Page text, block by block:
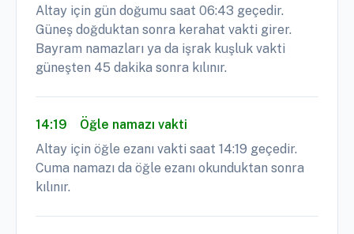
Altay için gün doğumu saat 06:43 geçedir.
Güneş doğduktan sonra kerahat vakti girer.
Bayram namazları ya da işrak kuşluk vakti
güneşten 45 dakika sonra kılınır.
14:19
Öğle namazı vakti
Altay için öğle ezanı vakti saat 14:19 geçedir.
Cuma namazı da öğle ezanı okunduktan sonra
kılınır.